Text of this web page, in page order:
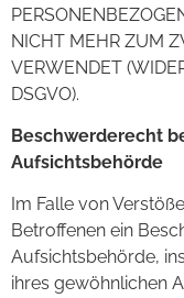
NICHT MEHR ZUM
VERWENDET
DSGVO).
Beschwerderecht
Aufsichtsbehörde
Im Falle von
Betroffenen ein
Aufsichtsbehörde,
ihres gewöhnlichen